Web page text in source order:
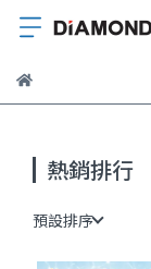
熱銷排行
預設排序